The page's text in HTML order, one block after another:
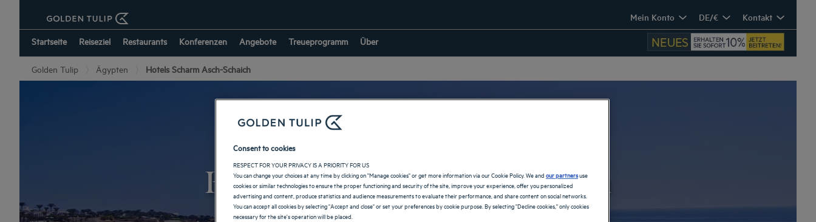
Mein Konto DE/€ Kontakt
Startseite Reiseziel Restaurants Konferenzen Angebote Treueprogramm Über
Golden Tulip Ägypten Hotels Scharm Asch-Schaich
Hotels in Scharm asch-Schaich
Consent to cookies
RESPECT FOR YOUR PRIVACY IS A PRIORITY FOR US
You can change your choices at any time by clicking on "Manage cookies" or get more information via our Cookie Policy. We andour partnersuse
cookies or similar technologies to ensure the proper functioning and security of the site, improve your experience, offer you personalized
advertising and content, produce statistics and audience measurements to evaluate their performance, and share content on social networks.
You can accept all cookies by selecting "Accept and close" or set your preferences by cookie purpose. By selecting "Decline cookies," only cookies
necessary for the site's operation will be placed.